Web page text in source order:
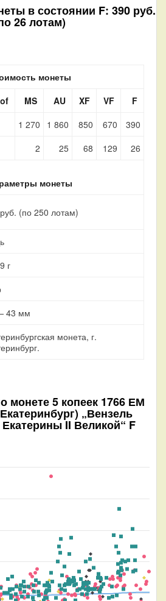
в состоянии F: 390 руб.
26 лотам)
монеты
MS AU XF VF
F
1 270 1 860 850 670
390
2 25 68 129 26
монеты
(по 250 лотам)
г
43 мм
монета, г.
монете5 копеек 1766 ЕМ
„Вензель
II Великой“ F